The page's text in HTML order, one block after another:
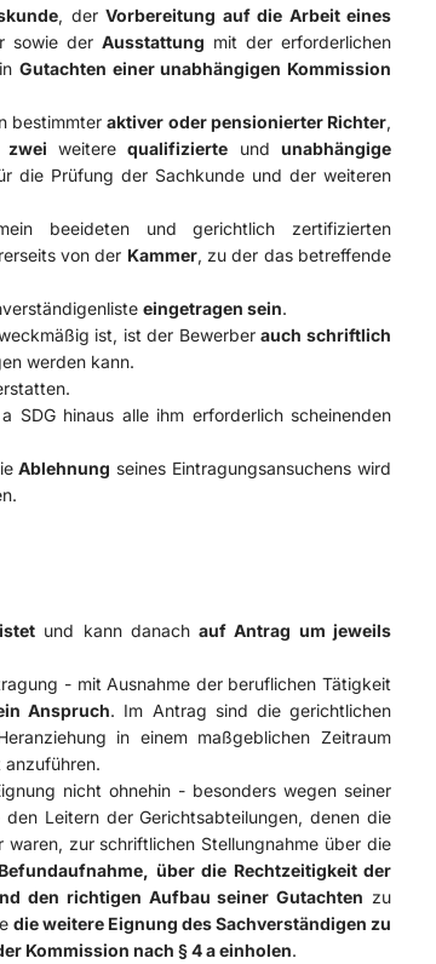
, der Vorbereitung auf die Arbeit eines
sowie derAusstattung mit der erforderlichen
Gutachten einer unabhängigen Kommission
bestimmteraktiver oder pensionierter Richter,
zwei weiterequalifizierte undunabhängige
die Prüfung der Sachkunde und der weiteren
beeideten und gerichtlich zertifizierten
von der Kammer, zu der das betreffende
eingetragen sein.
ist, ist der Bewerberauch schriftlich
werden kann.
SDG hinaus alle ihm erforderlich scheinenden
Ablehnung seines Eintragungsansuchens wird
und kann danachauf Antrag um jeweils
- mit Ausnahme der beruflichen Tätigkeit
Anspruch. Im Antrag sind die gerichtlichen
in einem maßgeblichen Zeitraum
nicht ohnehin - besonders wegen seiner
Leitern der Gerichtsabteilungen, denen die
zur schriftlichen Stellungnahme über die
über die Rechtzeitigkeit der
den richtigen Aufbau seiner Gutachten zu
die weitere Eignung des Sachverständigen zu
Kommission nach § 4 a einholen.